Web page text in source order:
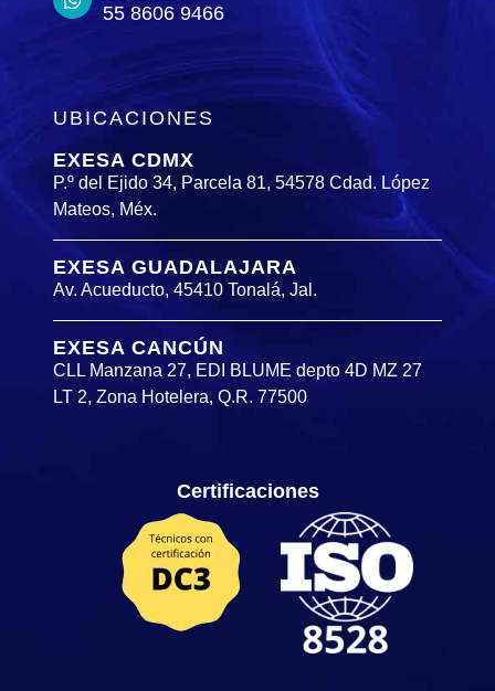
55 8606 9466
UBICACIONES
EXESA CDMX
P.º del Ejido 34, Parcela 81, 54578 Cdad. López
Mateos, Méx.
EXESA GUADALAJARA
Av. Acueducto, 45410 Tonalá, Jal.
EXESA CANCÚN
CLL Manzana 27, EDI BLUME depto 4D MZ 27
LT 2, Zona Hotelera, Q.R. 77500
Certificaciones